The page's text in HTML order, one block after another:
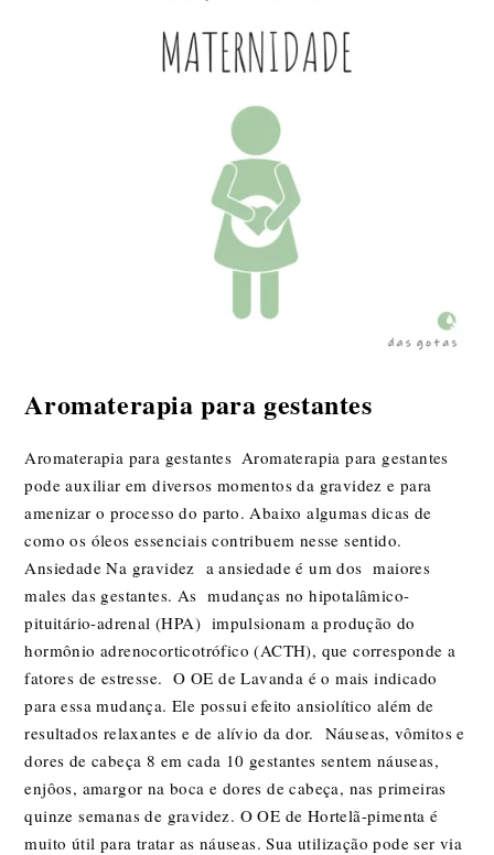
Aromaterapia para gestantes ​
Aromaterapia para gestantes ​ Aromaterapia para gestantes​
pode auxiliar em diversos momentos da gravidez e para
amenizar o processo do parto. Abaixo algumas dicas de
como os óleos essenciais contribuem nesse sentido.
Ansiedade Na gravidez a ansiedade é um dos maiores
males das gestantes. As mudanças no hipotalâmico-
pituitário-adrenal (HPA) impulsionam a produção do
hormônio adrenocorticotrófico (ACTH), que corresponde a
fatores de estresse. O OE de Lavanda é o mais indicado
para essa mudança. Ele possui efeito ansiolítico além de
resultados relaxantes e de alívio da dor. Náuseas, vômitos e
dores de cabeça 8 em cada 10 gestantes sentem náuseas,
enjôos, amargor na boca e dores de cabeça, nas primeiras
quinze semanas de gravidez. O OE de Hortelã-pimenta é
muito útil para tratar as náuseas. Sua utilização pode ser via